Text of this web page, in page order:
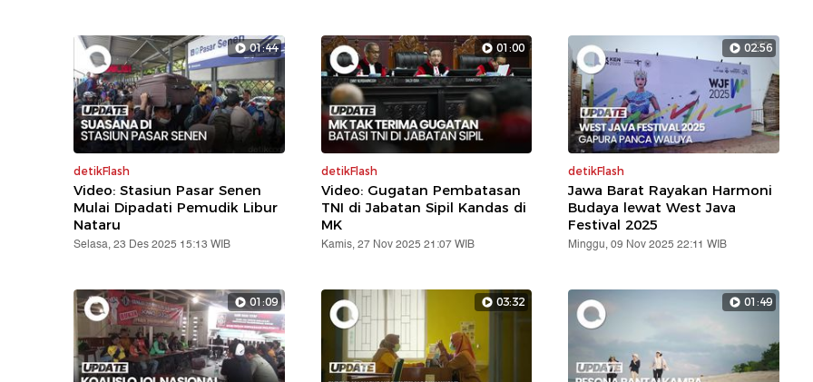
01:44
detikFlash
Video: Stasiun Pasar Senen
Mulai Dipadati Pemudik Libur
Nataru
Selasa, 23 Des 2025 15:13 WIB
01:00
detikFlash
Video: Gugatan Pembatasan
TNI di Jabatan Sipil Kandas di
MK
Kamis, 27 Nov 2025 21:07 WIB
02:56
detikFlash
Jawa Barat Rayakan Harmoni
Budaya lewat West Java
Festival 2025
Minggu, 09 Nov 2025 22:11 WIB
01:09 03:32 01:49